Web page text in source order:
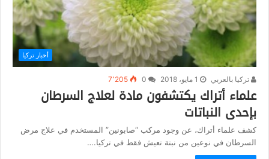
أخبار تركيا
تركيا بالعربي 1 مايو، 2018 7٬205
علماء أتراك يكتشفون مادة لعلاج السرطان
بإحدى النباتات
كشف علماء أتراك، عن وجود مركب “صابونين” المستخدم في علاج مرض
السرطان في نوعين من نبتة تعيش فقط في تركيا.…